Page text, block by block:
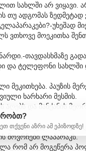
სახლში არ ვიყავი.
თუ ადგომას ზედმეტად
უხეშად
ვთხოვე მოეკითხა
თავდასხმაზე
და ტელეფონი სახლში
მეკითხება. პაუზის
ხარხარი მესმის.
აღებს და მანქანის
წუთი დამელოდე-თქო.
მოვრჩები ლაპარაკს.
რომ არ მოგეწერა
თქვენი აზრი ამ ეპიზოდზე!